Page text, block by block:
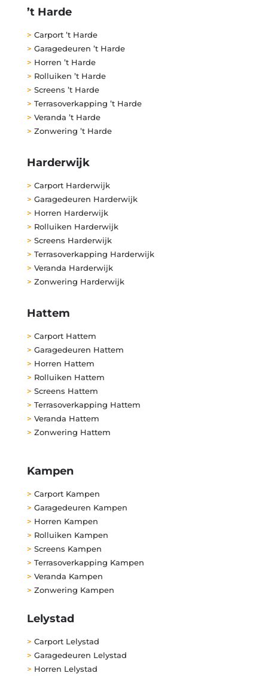
’t Harde
> Carport ’t Harde
> Garagedeuren ’t Harde
> Horren ’t Harde
> Rolluiken ’t Harde
> Screens ’t Harde
> Terrasoverkapping ’t Harde
> Veranda ’t Harde
> Zonwering ’t Harde
Harderwijk
> Carport Harderwijk
> Garagedeuren Harderwijk
> Horren Harderwijk
> Rolluiken Harderwijk
> Screens Harderwijk
> Terrasoverkapping Harderwijk
> Veranda Harderwijk
> Zonwering Harderwijk
Hattem
> Carport Hattem
> Garagedeuren Hattem
> Horren Hattem
> Rolluiken Hattem
> Screens Hattem
> Terrasoverkapping Hattem
> Veranda Hattem
> Zonwering Hattem
Kampen
> Carport Kampen
> Garagedeuren Kampen
> Horren Kampen
> Rolluiken Kampen
> Screens Kampen
> Terrasoverkapping Kampen
> Veranda Kampen
> Zonwering Kampen
Lelystad
> Carport Lelystad
> Garagedeuren Lelystad
> Horren Lelystad